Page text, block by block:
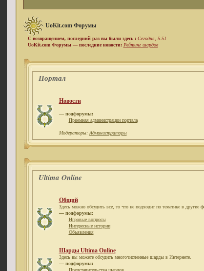
UoKit.com Форумы
С возвращением, последний раз вы были здесь : Сегодня, 5:51
UoKit.com Форумы — последние новости: Рейтинг шардов
Портал
Новости
— подфорумы:
Приемная администрации портала
Модераторы: Администраторы
Ultima Online
Общий
Здесь можно обсудить все, то что не подходит по тематике в другие
— подфорумы:
Игровые вопросы
Интересные истории
Объявления
Шарды Ultima Online
Здесь вы можете обсудить многочисленные шарды в Интернете.
— подфорумы:
Представительства шардов